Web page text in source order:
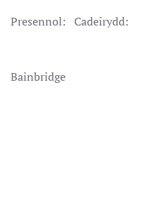
Presennol:
R
R
G B
A J
D